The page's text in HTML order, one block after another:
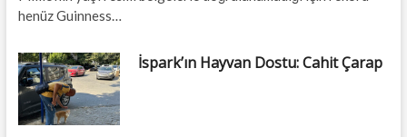
henüz Guinness…
İspark’ın Hayvan Dostu: Cahit Çarap